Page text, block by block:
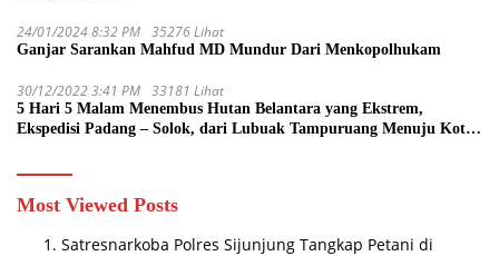
24/01/2024 8:32 PM 35276 Lihat
Ganjar Sarankan Mahfud MD Mundur Dari Menkopolhukam
30/12/2022 3:41 PM 33181 Lihat
5 Hari 5 Malam Menembus Hutan Belantara yang Ekstrem,
Ekspedisi Padang – Solok, dari Lubuak Tampuruang Menuju Koto
Most Viewed Posts
Satresnarkoba Polres Sijunjung Tangkap Petani di